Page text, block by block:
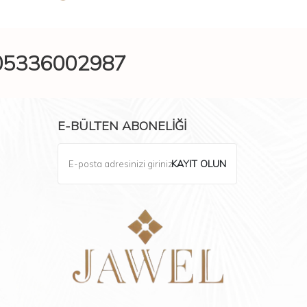
E-BÜLTEN ABONELIĞI
KAYIT OLUN